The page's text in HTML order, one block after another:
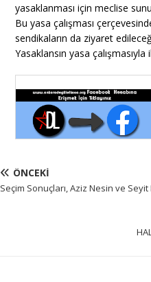
yasaklanması için meclise
Bu yasa çalışması
sendikaların da ziyaret
Yasaklansın yasa
ÖNCEKI
Seçim Sonuçları, Aziz Nesin ve